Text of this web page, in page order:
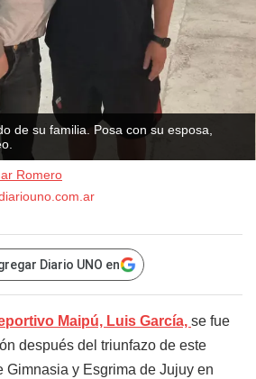
de su familia. Posa con su esposa,
Romero
Diario UNO en
Maipú, Luis García, se fue
después del triunfazo de este
Gimnasia y Esgrima de Jujuy en